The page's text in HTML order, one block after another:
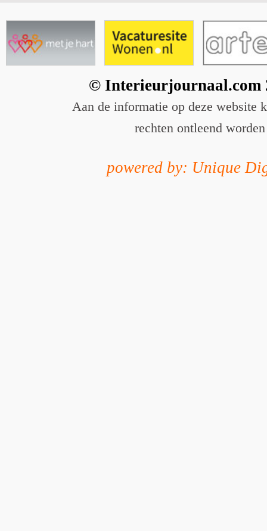
© Interieurjournaal.com
Aan de informatie op deze website
rechten ontleend worden
powered by: Unique